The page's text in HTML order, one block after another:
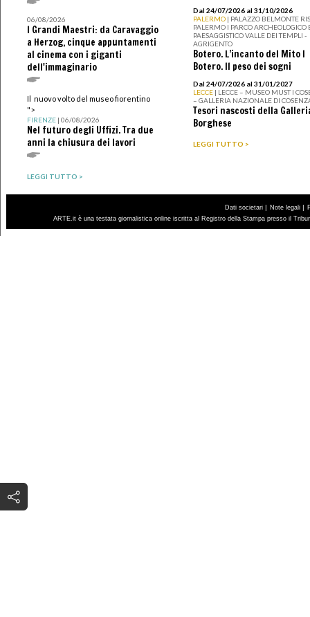
06/08/2026
I Grandi Maestri: da Caravaggio
a Herzog, cinque appuntamenti
al cinema con i giganti
dell'immaginario
Il nuovo volto del museo fiorentino
">
FIRENZE| 06/08/2026
Nel futuro degli Uffizi. Tra due
anni la chiusura dei lavori
LEGGI TUTTO >
Dal 24/07/2026 al 31/10/2026
PALERMO | PALAZZO BELMONTE
PALERMO I PARCO ARCHEOLOGICO
PAESAGGISTICO VALLE DEI TEMPLI -
AGRIGENTO
Botero. L’incanto del Mito I
Botero. Il peso dei sogni
Dal 24/07/2026 al 31/01/2027
LECCE | LECCE – MUSEO MUST I
– GALLERIA NAZIONALE DI
Tesori nascosti della
Borghese
LEGGI TUTTO >
Dati societari | Note legali |
ARTE.it è una testata giornalistica online iscritta al Registro della Stampa presso il